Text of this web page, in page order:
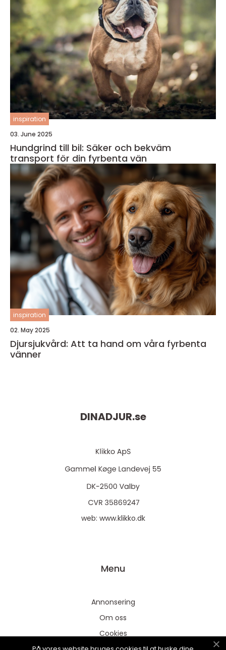
inspiration
03. June 2025
Hundgrind till bil: Säker och bekväm
transport för din fyrbenta vän
inspiration
02. May 2025
Djursjukvård: Att ta hand om våra fyrbenta
vänner
DINADJUR.se
web: www.klikko.dk
Menu
Annonsering
Om oss
Cookies